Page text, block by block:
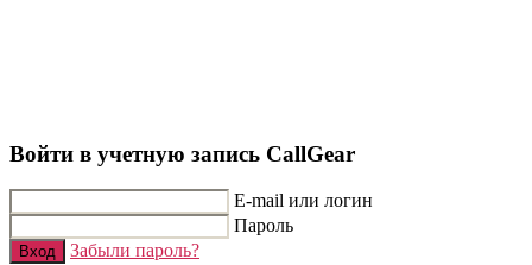
Войти в учетную запись CallGear
E-mail или логин
Пароль
Вход Забыли пароль?